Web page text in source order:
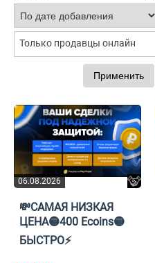
Только продавцы онлайн
06.08.2026
💸САМАЯ НИЗКАЯ
ЦЕНА🟡400 Ecoins🟡
БЫСТРО⚡️